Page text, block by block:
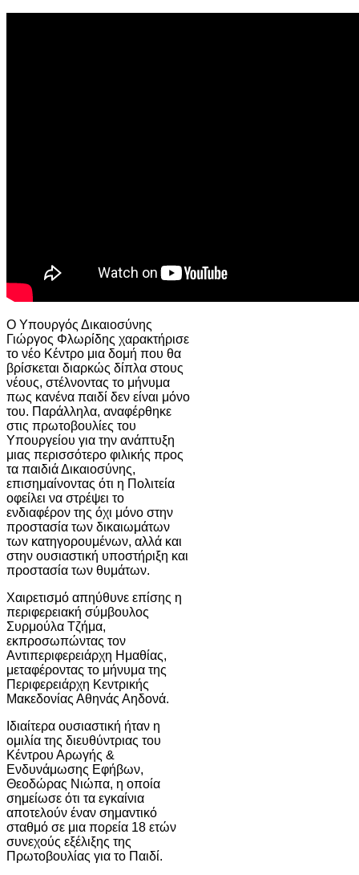
Ο Υπουργός Δικαιοσύνης
Γιώργος Φλωρίδης χαρακτήρισε
το νέο Κέντρο μια δομή που θα
βρίσκεται διαρκώς δίπλα στους
νέους, στέλνοντας το μήνυμα
πως κανένα παιδί δεν είναι μόνο
του. Παράλληλα, αναφέρθηκε
στις πρωτοβουλίες του
Υπουργείου για την ανάπτυξη
μιας περισσότερο φιλικής προς
τα παιδιά Δικαιοσύνης,
επισημαίνοντας ότι η Πολιτεία
οφείλει να στρέψει το
ενδιαφέρον της όχι μόνο στην
προστασία των δικαιωμάτων
των κατηγορουμένων, αλλά και
στην ουσιαστική υποστήριξη και
προστασία των θυμάτων.
Χαιρετισμό απηύθυνε επίσης η
περιφερειακή σύμβουλος
Συρμούλα Τζήμα,
εκπροσωπώντας τον
Αντιπεριφερειάρχη Ημαθίας,
μεταφέροντας το μήνυμα της
Περιφερειάρχη Κεντρικής
Μακεδονίας Αθηνάς Αηδονά.
Ιδιαίτερα ουσιαστική ήταν η
ομιλία της διευθύντριας του
Κέντρου Αρωγής &
Ενδυνάμωσης Εφήβων,
Θεοδώρας Νιώπα, η οποία
σημείωσε ότι τα εγκαίνια
αποτελούν έναν σημαντικό
σταθμό σε μια πορεία 18 ετών
συνεχούς εξέλιξης της
Πρωτοβουλίας για το Παιδί.